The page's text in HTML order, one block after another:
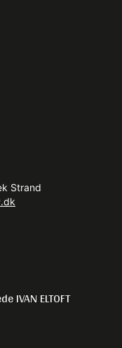
Strand
IVAN ELTOFT